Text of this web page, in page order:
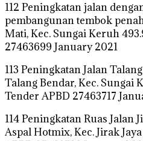
112 Peningkatan jalan
pembangunan tembok
Mati, Kec. Sungai Keruh
27463699 January 2021
113 Peningkatan Jalan
Talang Bendar, Kec. Sungai
Tender APBD 27463717
114 Peningkatan Ruas Jalan
Aspal Hotmix, Kec. Jirak